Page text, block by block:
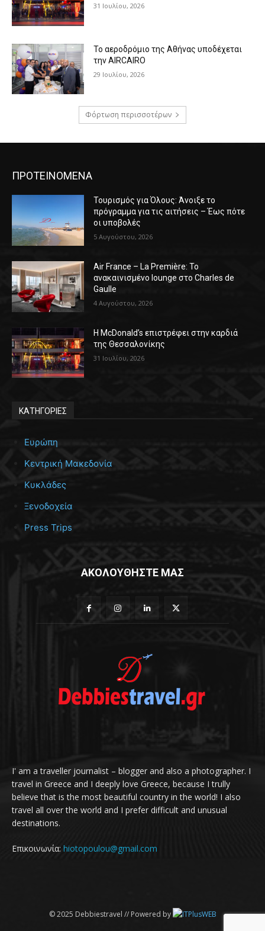
31 Ιουλίου, 2026
Το αεροδρόμιο της Αθήνας υποδέχεται
την AIRCAIRO
29 Ιουλίου, 2026
Φόρτωση περισσοτέρων
ΠΡΟΤΕΙΝΟΜΕΝΑ
Τουρισμός για Όλους: Άνοιξε το
πρόγραμμα για τις αιτήσεις – Έως πότε
οι υποβολές
5 Αυγούστου, 2026
Air France – La Première: Το
ανακαινισμένο lounge στο Charles de
Gaulle
4 Αυγούστου, 2026
Η McDonald’s επιστρέφει στην καρδιά
της Θεσσαλονίκης
31 Ιουλίου, 2026
ΚΑΤΗΓΟΡΙΕΣ
Ευρώπη
Κεντρική Μακεδονία
Κυκλάδες
Ξενοδοχεία
Press Trips
ΑΚΟΛΟΥΘΗΣΤΕ ΜΑΣ
I' am a traveller journalist – blogger and also a photographer. I
travel in Greece and I deeply love Greece, because I trully
believe that is the most beautiful country in the world! I also
travel all over the world and I prefer difficult and unusual
destinations.
Επικοινωνία: hiotopoulou@gmail.com
© 2025 Debbiestravel // Powered by